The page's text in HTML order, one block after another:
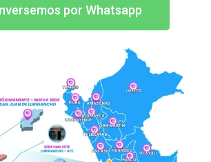
por Whatsapp